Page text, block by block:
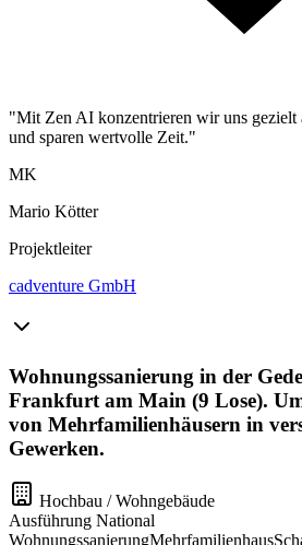
"Mit Zen AI konzentrieren wir uns gezielt
und sparen wertvolle Zeit."
MK
Mario Kötter
Projektleiter
cadventure GmbH
Wohnungssanierung in der
Frankfurt am Main (9 Lose).
von Mehrfamilienhäusern in
Gewerken.
Hochbau / Wohngebäude
Ausführung National
WohnungssanierungMehrfamilienhaus